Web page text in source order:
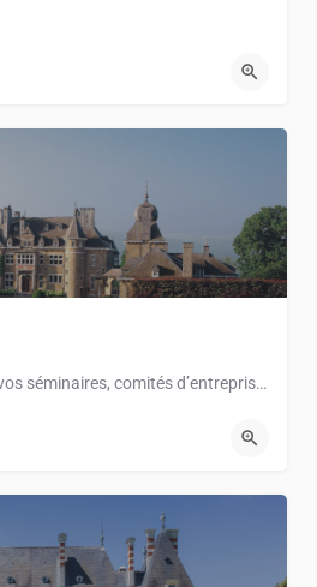
En quête d’un lieu inédit pour vos séminaires, comités d’entreprise, teambuilding ou événements à moins de 2h…